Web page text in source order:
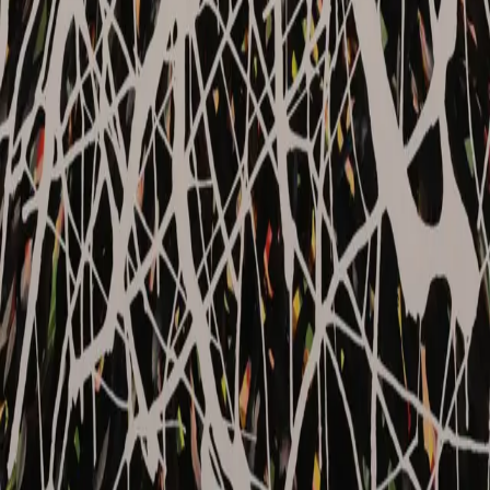
Vale de Carneiro 3
6260-403 Vale de Amoreira
Manteigas, Guarda, Portugal
Horário
Segunda14:00 — 18:00
Terça Fechado
Quarta14:00 — 18:00
Quinta14:00 — 18:00
Sexta 14:00 — 18:00
Sábado 14:00 — 18:00
Domingo 14:00 — 18:00
Inglês / Português
Xochi Art Gallery
©2026
MANTEIGAS, PORTUGAL
Privacidade
Política de Devolução TermosLivro de Reclamações
Privacidade e Protocolos de Arquivo
A Xochi Art utiliza cookies para melhorar o arquivo digital e as
metricas de desempenho. Ao continuar, reconhece o uso de
protocolos analiticos para preservar a integridade da experiencia da
galeria. Detalhes do Protocolo